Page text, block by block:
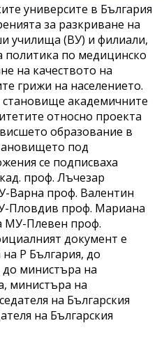
университе в България
за разкриване на
училища (ВУ) и филиали,
политика по медицинско
на качеството на
грижи на населението.
академичните
относно проекта
образование в
под
се подписваха
проф. Лъчезар
Варна проф. Валентин
Пловдив проф. Мариана
МУ-Плевен проф.
документ е
Р България, до
министъра на
министъра на
на Българския
на Българския